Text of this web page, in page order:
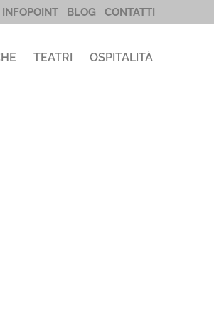
INFOPOINT BLOG CONTATTI
TEATRI OSPITALITÀ